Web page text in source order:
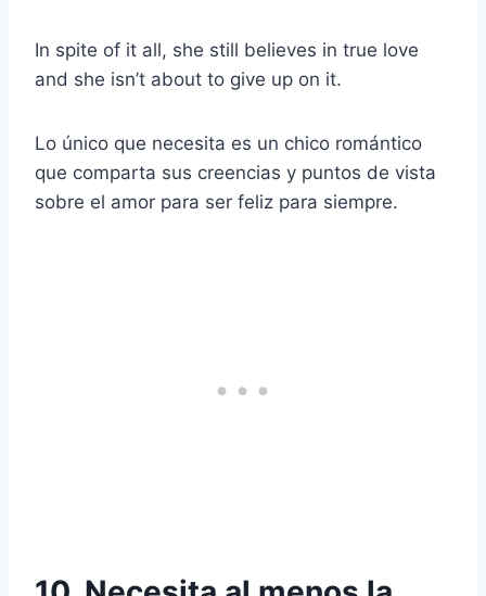
In spite of it all, she still believes in true love
and she isn’t about to give up on it.
Lo único que necesita es un chico romántico
que comparta sus creencias y puntos de vista
sobre el amor para ser feliz para siempre.